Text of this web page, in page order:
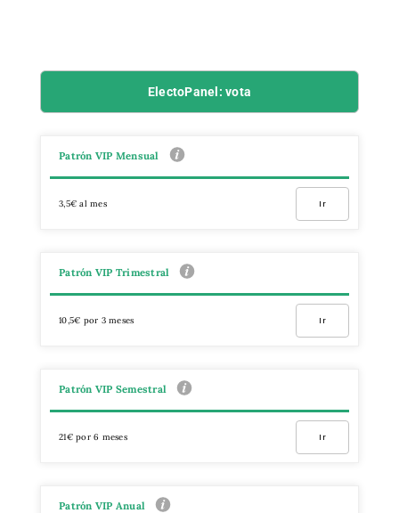
ElectoPanel: vota
Patrón VIP Mensual
3,5€ al mes Ir
Patrón VIP Trimestral
10,5€ por 3 meses Ir
Patrón VIP Semestral
21€ por 6 meses Ir
Patrón VIP Anual